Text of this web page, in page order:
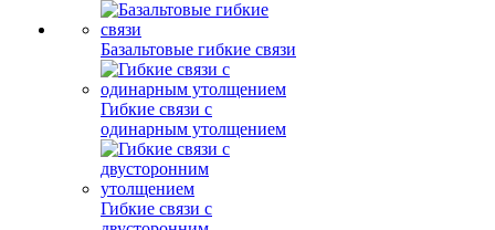
Базальтовые гибкие связи
Гибкие связи с
одинарным утолщением
Гибкие связи с